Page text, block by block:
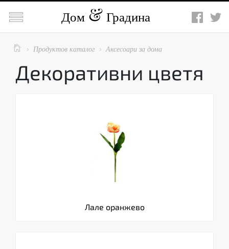
 Дом Градина
  Продуктов каталог  Аксесоари за дома
Декоративни цветя
Лале оранжево